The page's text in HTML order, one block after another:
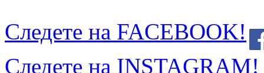
Следете на FACEBOOK!
Следете на INSTAGRAM!